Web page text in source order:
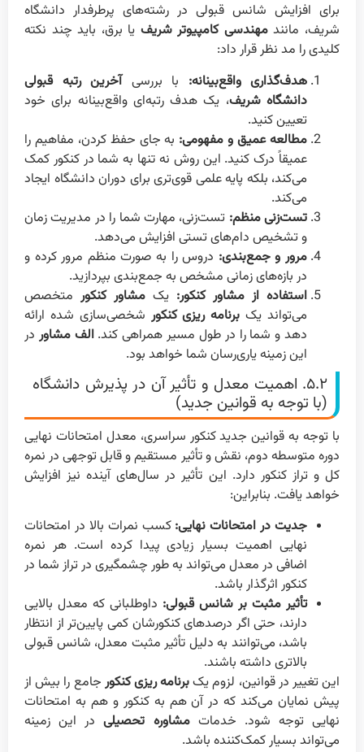
برای افزایش شانس قبولی در رشته‌های پرطرفدار دانشگاه
شریف، مانندمهندسی کامپیوتر شریف یا برق، باید چند نکته
کلیدی را مد نظر قرار داد:
هدف‌گذاری واقع‌بینانه: با بررسیآخرین رتبه قبولی
دانشگاه شریف، یک هدف رتبه‌ای واقع‌بینانه برای خود
تعیین کنید.
مطالعه عمیق و مفهومی: به جای حفظ کردن، مفاهیم را
عمیقاً درک کنید. این روش نه تنها به شما در کنکور کمک
می‌کند، بلکه پایه علمی قوی‌تری برای دوران دانشگاه ایجاد
می‌کند.
تست‌زنی منظم: تست‌زنی، مهارت شما را در مدیریت زمان
و تشخیص دام‌های تستی افزایش می‌دهد.
مرور و جمع‌بندی: دروس را به صورت منظم مرور کرده و
در بازه‌های زمانی مشخص به جمع‌بندی بپردازید.
استفاده از مشاور کنکور: یک مشاور کنکور متخصص
می‌تواند یک برنامه ریزی کنکور شخصی‌سازی شده ارائه
دهد و شما را در طول مسیر همراهی کند.الف مشاور در
این زمینه یاری‌رسان شما خواهد بود.
۵.۲. اهمیت معدل و تأثیر آن در پذیرش دانشگاه
(با توجه به قوانین جدید)
با توجه به قوانین جدید کنکور سراسری، معدل امتحانات نهایی
دوره متوسطه دوم، نقش و تأثیر مستقیم و قابل توجهی در نمره
کل و تراز کنکور دارد. این تأثیر در سال‌های آینده نیز افزایش
خواهد یافت. بنابراین:
جدیت در امتحانات نهایی: کسب نمرات بالا در امتحانات
نهایی اهمیت بسیار زیادی پیدا کرده است. هر نمره
اضافی در معدل می‌تواند به طور چشمگیری در تراز شما در
کنکور اثرگذار باشد.
تأثیر مثبت بر شانس قبولی: داوطلبانی که معدل بالایی
دارند، حتی اگر درصدهای کنکورشان کمی پایین‌تر از انتظار
باشد، می‌توانند به دلیل تأثیر مثبت معدل، شانس قبولی
بالاتری داشته باشند.
این تغییر در قوانین، لزوم یکبرنامه ریزی کنکور جامع را بیش از
پیش نمایان می‌کند که در آن هم به کنکور و هم به امتحانات
نهایی توجه شود. خدماتمشاوره تحصیلیدر این زمینه
می‌تواند بسیار کمک‌کننده باشد.